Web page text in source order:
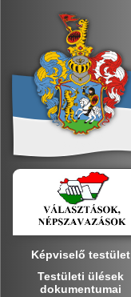
Képviselő testület
Testületi ülések
dokumentumai